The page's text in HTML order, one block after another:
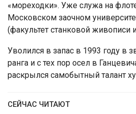
«мореходки». Уже служа на
Московском заочном
(факультет станковой живописи
Уволился в запас в 1993 году в
ранга и с тех пор осел в
раскрылся самобытный талант
СЕЙЧАС ЧИТАЮТ